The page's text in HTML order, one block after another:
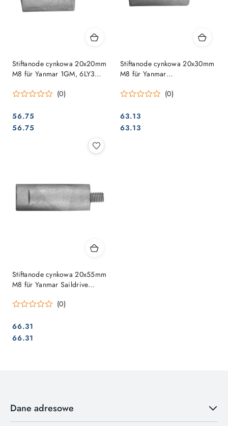
Stiftanode cynkowa 20x20mm
M8 für Yanmar 1GM, 6LY3
(0)
Cena:
56.75
Cena:
56.75
Stiftanode cynkowa 20x30mm
M8 für Yanmar
(0)
Cena:
63.13
Cena:
63.13
Stiftanode cynkowa 20x55mm
M8 für Yanmar Saildrive
(0)
Cena:
66.31
Cena:
66.31
Dane adresowe